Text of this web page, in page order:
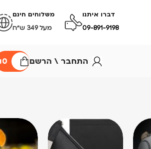
דברו איתנו
09-891-9198
משלוחים חינם
מעל 349 ש״ח
התחבר \ הרשם 0